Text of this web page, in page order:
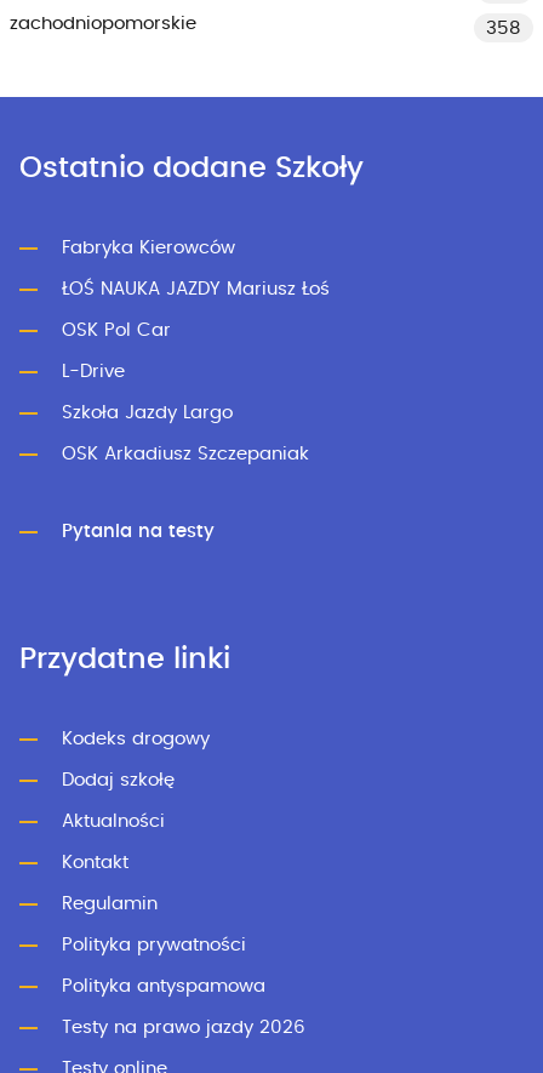
zachodniopomorskie
358
Ostatnio dodane Szkoły
Fabryka Kierowców
ŁOŚ NAUKA JAZDY Mariusz Łoś
OSK Pol Car
L-Drive
Szkoła Jazdy Largo
OSK Arkadiusz Szczepaniak
Pytania na testy
Przydatne linki
Kodeks drogowy
Dodaj szkołę
Aktualności
Kontakt
Regulamin
Polityka prywatności
Polityka antyspamowa
Testy na prawo jazdy 2026
Testy online